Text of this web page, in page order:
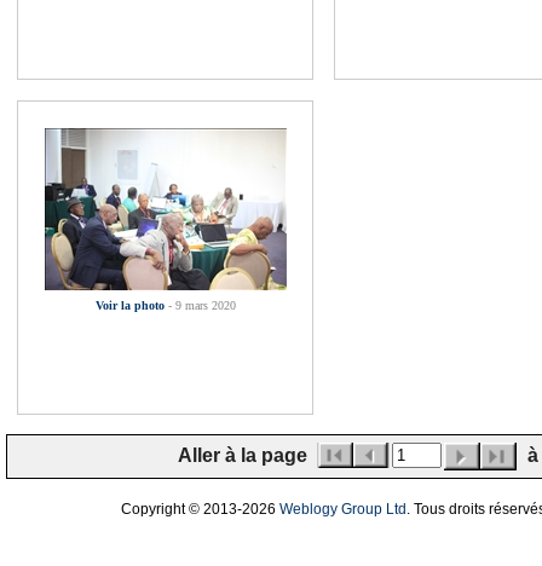
Voir la photo - 9 mars 2020
Aller à la page à
Copyright © 2013-2026 Weblogy Group Ltd . Tous droits